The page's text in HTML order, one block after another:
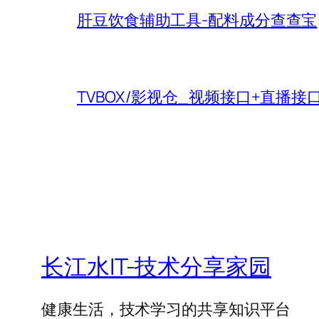
肝豆饮食辅助工具-配料成分查查宝
TVBOX/影视仓_视频接口+直播接
长江水IT-技术分享家园
健康生活，技术学习的共享知识平台